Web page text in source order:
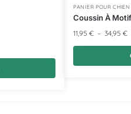
PANIER POUR CHIEN
Coussin À
11,95 € – 34,95 €